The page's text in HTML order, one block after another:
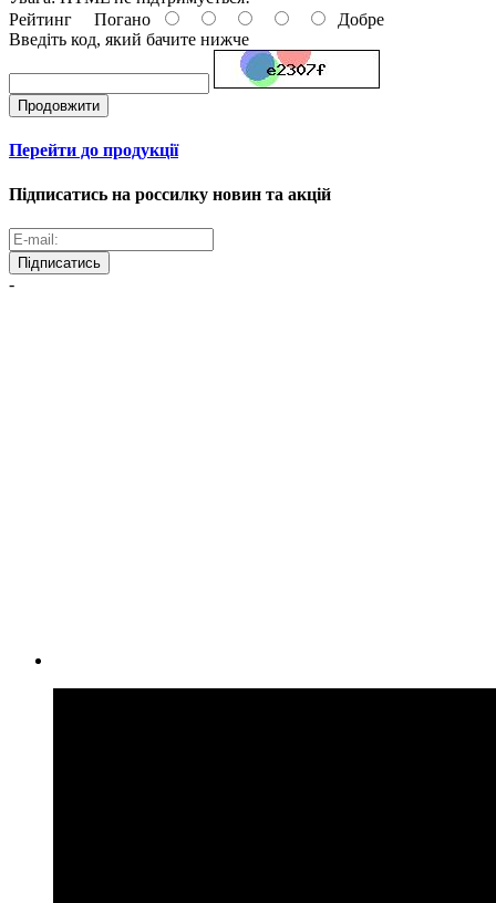
Рейтинг Погано
Добре
Введіть код, який бачите нижче
Продовжити
Перейти до продукції
Підписатись на россилку новин та акцій
Підписатись
-